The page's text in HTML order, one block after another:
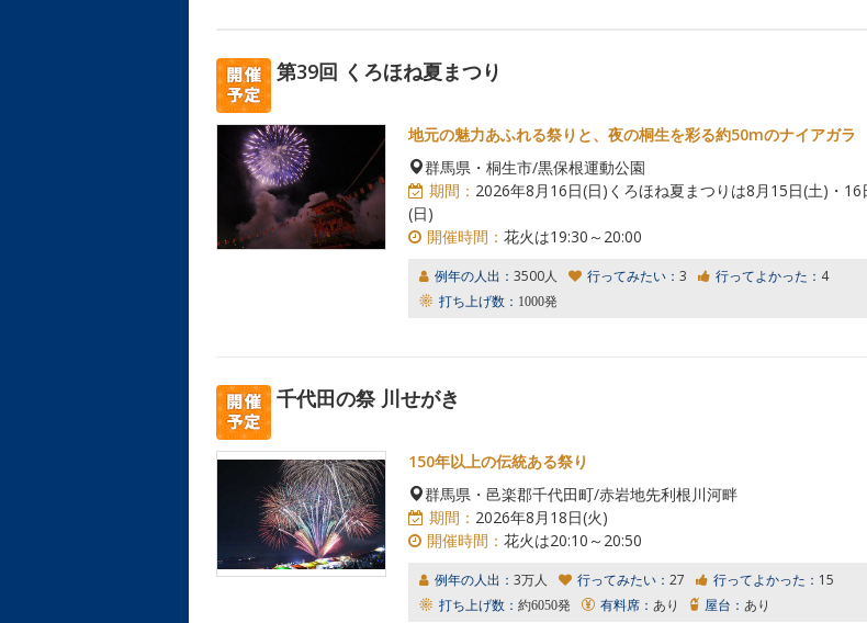
第39回 くろほね夏まつり
地元の魅力あふれる祭りと、夜の桐生を彩る約50mのナイアガラ
群馬県・桐生市/黒保根運動公園
期間： 2026年8月16日(日)くろほね夏まつりは8月15日(土)・16
(日)
開催時間： 花火は19:30～20:00
例年の人出： 3500人 行ってみたい： 3 行ってよかった： 4
打ち上げ数： 1000発
千代田の祭 川せがき
150年以上の伝統ある祭り
群馬県・邑楽郡千代田町/赤岩地先利根川河畔
期間： 2026年8月18日(火)
開催時間： 花火は20:10～20:50
例年の人出： 3万人 行ってみたい： 27 行ってよかった： 15
打ち上げ数： 約6050発 有料席： あり 屋台： あり